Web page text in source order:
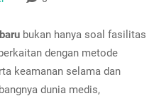
bukan hanya soal fasilitas
dengan metode
keamanan selama dan
dunia medis,